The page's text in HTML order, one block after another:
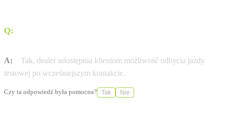
Q:
A:
Tak, dealer udostępnia klientom możliwość odbycia jazdy
testowej po wcześniejszym kontakcie.
Czy ta odpowiedź była pomocna? Tak Nie